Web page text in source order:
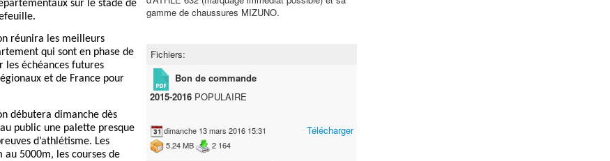
sur le stade de
réunira les meilleurs
qui sont en phase de
les échéances futures
et de France pour
débutera dimanche dès
public une palette presque
d’athlétisme. Les
au 5000m, les courses de
gamme de chaussures MIZUNO.
Fichiers:
Bon de commande
2015-2016 POPULAIRE
dimanche 13 mars 2016 15:31
5.24 MB
2 164
Télécharger